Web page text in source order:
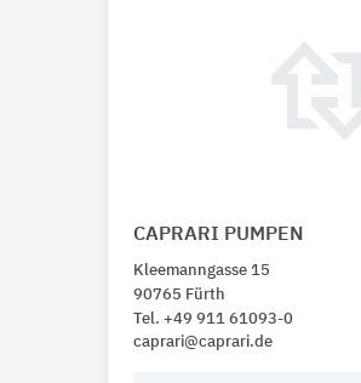
CAPRARI PUMPEN
Kleemanngasse 15
90765 Fürth
Tel. +49 911 61093-0
caprari@caprari.de